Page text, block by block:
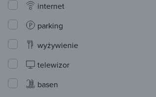
internet
parking
wyżywienie
telewizor
basen